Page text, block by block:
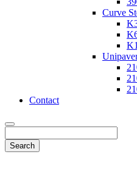
Curve
Contact